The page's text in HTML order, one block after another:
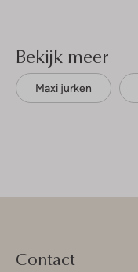
Bekijk meer
Maxi jurken
Contact